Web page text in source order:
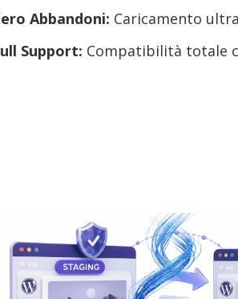
Abbandoni: Caricamento
Support: Compatibilità totale